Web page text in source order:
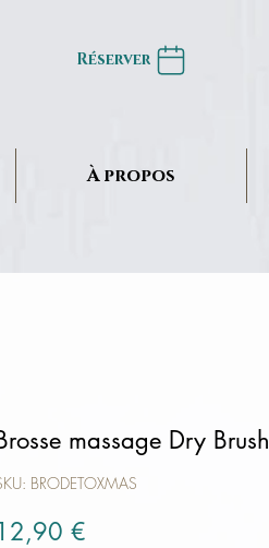
Réserver
À propos
massage Dry Brush
BRODETOXMAS
€